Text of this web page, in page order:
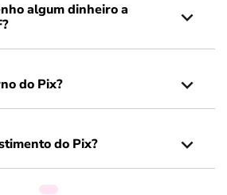
algum dinheiro a
do Pix?
do Pix?